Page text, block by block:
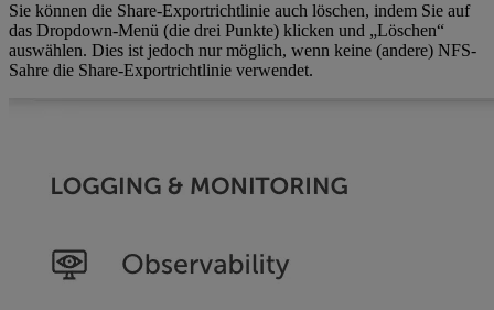
Sie können die Share-Exportrichtlinie auch löschen, indem Sie auf
das Dropdown-Menü (die drei Punkte) klicken und „Löschen“
auswählen. Dies ist jedoch nur möglich, wenn keine (andere) NFS-
Sahre die Share-Exportrichtlinie verwendet.